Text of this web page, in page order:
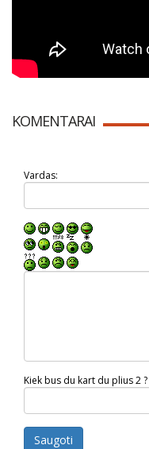
KOMENTARAI
Vardas:
Kiek bus du kart du plius 2 ?
Saugoti